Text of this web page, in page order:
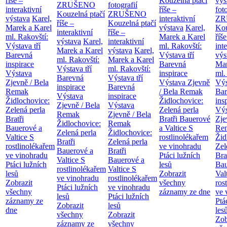
interaktivní
výstava Karel,
Marek a Karel
ml. Rakovští:
Výstava tří
Barevná
inspirace
Výstava
Zjevně / Bela
Remak
Židlochovice:
Zelená perla
Bratři
Bauerové a
Valtice S
rostlinolékařem
ve vinohradu
Ptáci lužních
lesů
Zobrazit
všechny
záznamy ze
dne
ZRUŠENO
Kouzelná ptačí
říše –
interaktivní
výstava Karel,
Marek a Karel
ml. Rakovští:
Výstava tří
Barevná
inspirace
Výstava
Zjevně / Bela
Remak
Židlochovice:
Zelená perla
Bratři
Bauerové a
Valtice S
rostlinolékařem
ve vinohradu
Ptáci lužních
lesů
Zobrazit
všechny
záznamy ze
fotografií
ZRUŠENO
Kouzelná ptačí
říše –
interaktivní
výstava Karel,
Marek a Karel
ml. Rakovští:
Výstava tří
Barevná
inspirace
Výstava
Zjevně / Bela
Remak
Židlochovice:
Zelená perla
Bratři
Bauerové a
Valtice S
rostlinolékařem
ve vinohradu
Ptáci lužních
lesů
Zobrazit
všechny
říše –
interaktivní
výstava Karel,
Marek a Karel
ml. Rakovští:
Výstava tří
Barevná
inspirace
Výstava Zjevně
/ Bela Remak
Židlochovice:
Zelená perla
Bratři Bauerové
a Valtice S
rostlinolékařem
ve vinohradu
Ptáci lužních
lesů
Zobrazit
všechny
záznamy ze dne
ml.
ve